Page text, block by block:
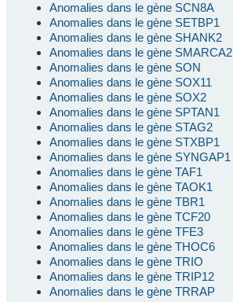
Anomalies dans le gène SCN8A
Anomalies dans le gène SETBP1
Anomalies dans le gène SHANK2
Anomalies dans le gène SMARCA2
Anomalies dans le gène SON
Anomalies dans le gène SOX11
Anomalies dans le gène SOX2
Anomalies dans le gène SPTAN1
Anomalies dans le gène STAG2
Anomalies dans le gène STXBP1
Anomalies dans le gène SYNGAP1
Anomalies dans le gène TAF1
Anomalies dans le gène TAOK1
Anomalies dans le gène TBR1
Anomalies dans le gène TCF20
Anomalies dans le gène TFE3
Anomalies dans le gène THOC6
Anomalies dans le gène TRIO
Anomalies dans le gène TRIP12
Anomalies dans le gène TRRAP